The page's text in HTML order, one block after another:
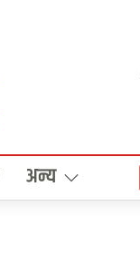
अन्य